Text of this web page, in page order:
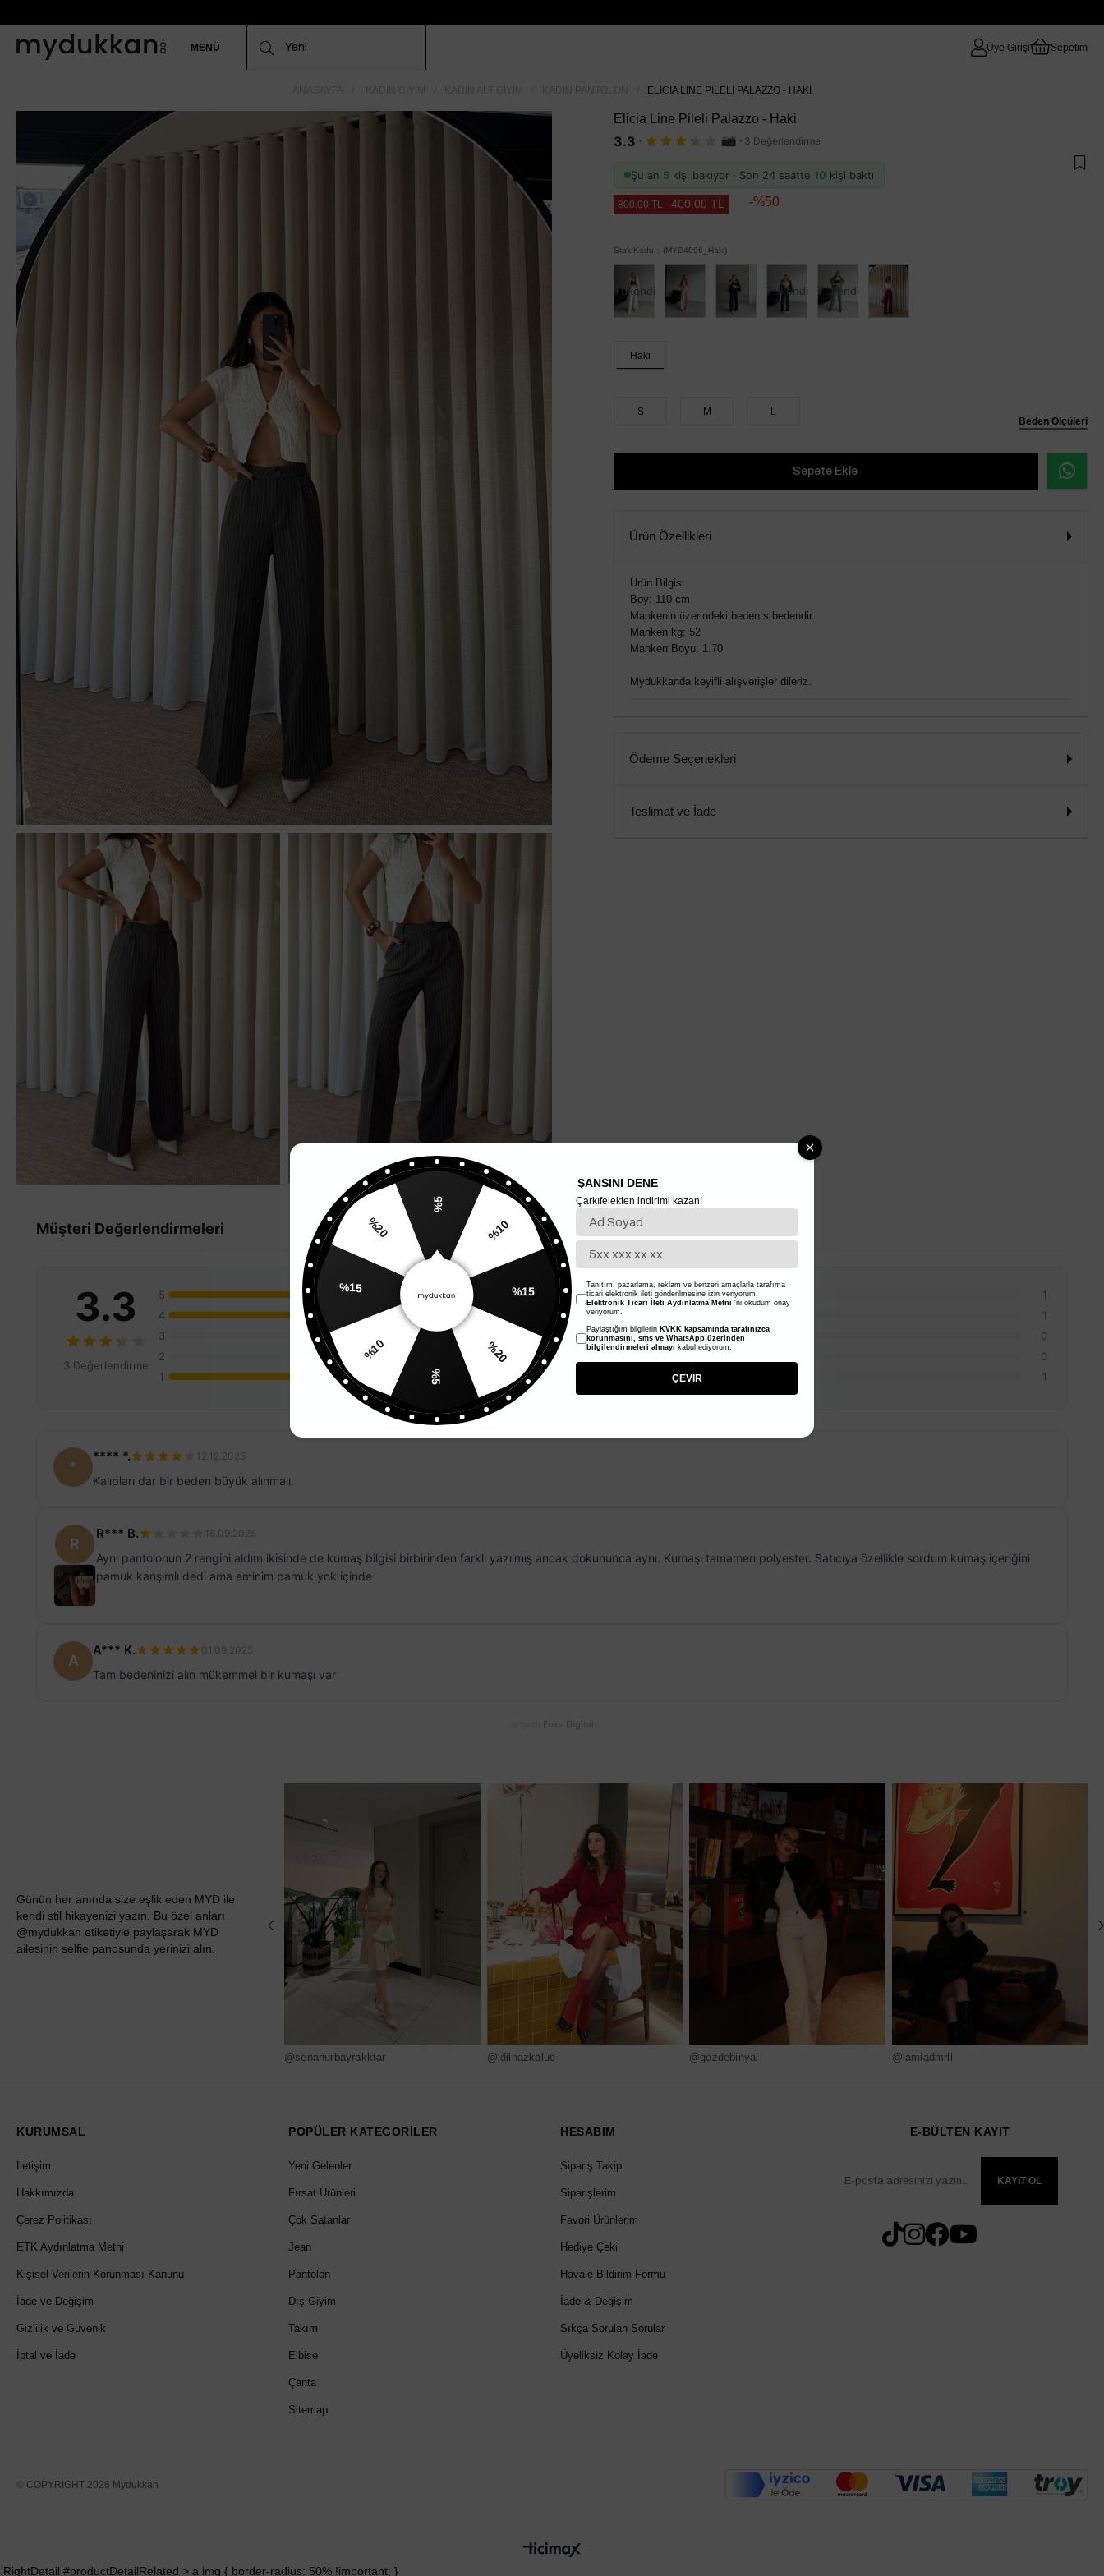
MENÜ Üye Girişi Sepetim
ELICIA LINE PILELI PALAZZO - HAKI
Elicia Line Pileli Palazzo - Haki
3.3 · · 3 Değerlendirme
Şu an 5 kişi bakıyor · Son 24 saatte 10 kişi baktı
800,00 TL 400,00 TL 50
Stok Kodu (MYD4096_Haki)
Tükendi Tükendi Tükendi
Beden Ölçüleri
Haki
S M L
Ürün Özellikleri
Ürün Bilgisi
Boy: 110 cm
Mankenin üzerindeki beden s bedendir.
Manken kg: 52
Manken Boyu: 1.70
Mydukkanda keyifli alışverişler dileriz.
Ödeme Seçenekleri
Teslimat ve İade
Müşteri Değerlendirmeleri
3.3
3 Değerlendirme
5
1
4
1
3
0
2
0
1
1
*
**** *. 12.12.2025
Kalıpları dar bir beden büyük alınmalı.
R
R*** B. 16.09.2025
Aynı pantolonun 2 rengini aldım ikisinde de kumaş bilgisi birbirinden farklı yazılmış ancak dokununca aynı. Kumaşı tamamen polyester. Satıcıya özellikle sordum kumaş içeriğini
pamuk karışımlı dedi ama eminim pamuk yok içinde
A
A*** K. 01.09.2025
Tam bedeninizi alın mükemmel bir kumaşı var
Foxs Digital
Günün her anında size eşlik eden MYD ile
kendi stil hikayenizi yazın. Bu özel anları
@mydukkan etiketiyle paylaşarak MYD
ailesinin selfie panosunda yerinizi alın.
@senanurbayrakktar @idilnazkaluc @gozdebinyal @lamiadmrll
KURUMSAL
İletişim
Hakkımızda
Çerez Politikası
ETK Aydınlatma Metni
Kişisel Verilerin Korunması Kanunu
İade ve Değişim
Gizlilik ve Güvenik
İptal ve İade
POPÜLER KATEGORİLER
Yeni Gelenler
Fırsat Ürünleri
Çok Satanlar
Jean
Pantolon
Dış Giyim
Takım
Elbise
Çanta
Sitemap
HESABIM
Sipariş Takip
Siparişlerim
Favori Ürünlerim
Hediye Çeki
Havale Bildirim Formu
İade & Değişim
Sıkça Sorulan Sorular
Üyeliksiz Kolay İade
E-BÜLTEN KAYIT
KAYIT OL
© COPYRIGHT 2026 Mydukkan
.RightDetail #productDetailRelated > a img { border-radius: 50% !important; }
%10
%20
%10
%20
ŞANSINI DENE
Çarkıfelekten indirimi kazan!
Tanıtım, pazarlama, reklam ve benzeri amaçlarla tarafıma
ticari elektronik ileti gönderilmesine izin veriyorum.
Elektronik Ticari İleti Aydınlatma Metni 'ni okudum onay
veriyorum.
Paylaştığım bilgilerin KVKK kapsamında tarafınızca
korunmasını, sms ve WhatsApp üzerinden
bilgilendirmeleri almayı kabul ediyorum.
ÇEVİR